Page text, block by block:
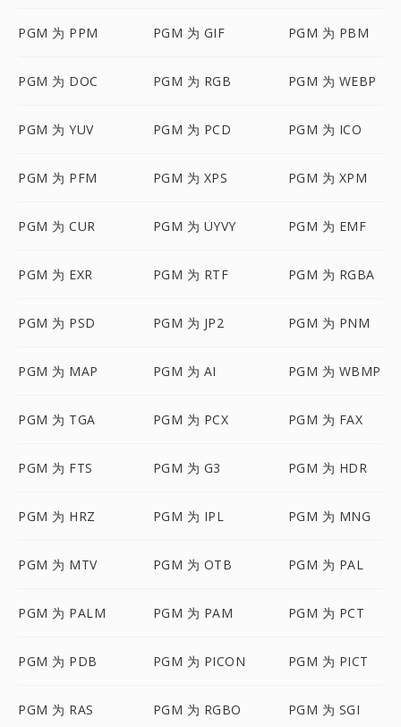
PGM 为 PPM PGM 为 GIF PGM 为 PBM
PGM 为 DOC PGM 为 RGB PGM 为 WEBP
PGM 为 YUV PGM 为 PCD PGM 为 ICO
PGM 为 PFM PGM 为 XPS PGM 为 XPM
PGM 为 CUR PGM 为 UYVY PGM 为 EMF
PGM 为 EXR PGM 为 RTF PGM 为 RGBA
PGM 为 PSD PGM 为 JP2 PGM 为 PNM
PGM 为 MAP PGM 为 AI PGM 为 WBMP
PGM 为 TGA PGM 为 PCX PGM 为 FAX
PGM 为 FTS PGM 为 G3 PGM 为 HDR
PGM 为 HRZ PGM 为 IPL PGM 为 MNG
PGM 为 MTV PGM 为 OTB PGM 为 PAL
PGM 为 PALM PGM 为 PAM PGM 为 PCT
PGM 为 PDB PGM 为 PICON PGM 为 PICT
PGM 为 RAS PGM 为 RGBO PGM 为 SGI